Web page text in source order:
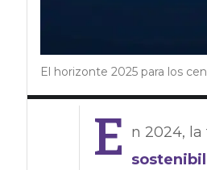
El horizonte 2025 para los
E n 2024,